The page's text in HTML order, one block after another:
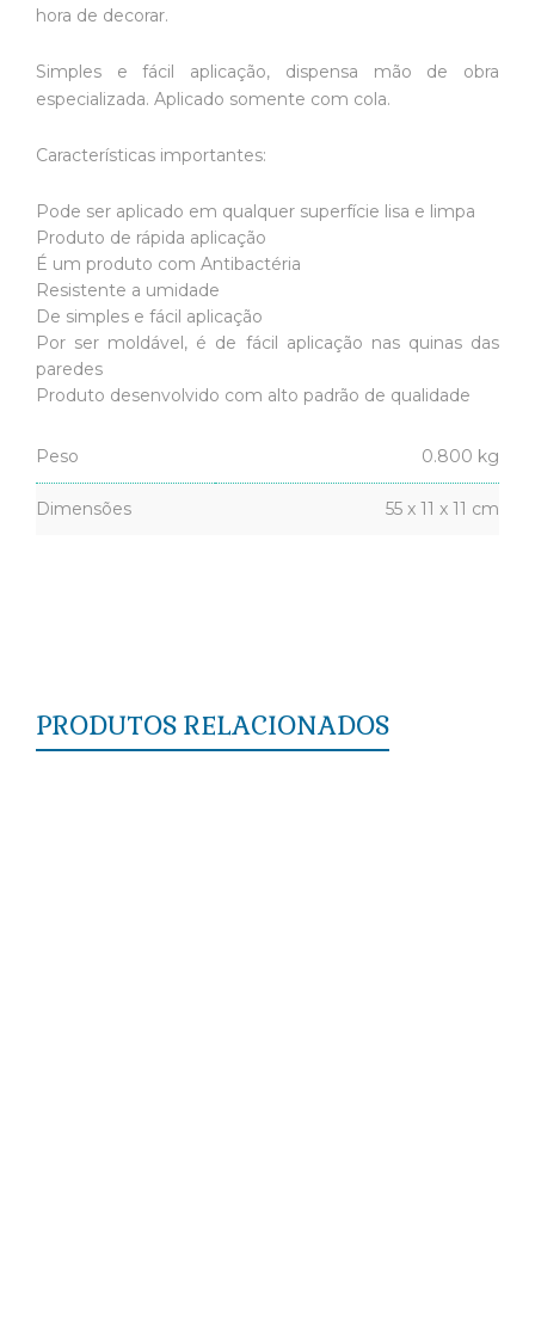
hora de decorar.
Simples e fácil aplicação, dispensa mão de obra
especializada. Aplicado somente com cola.
Características importantes:
Pode ser aplicado em qualquer superfície lisa e limpa
Produto de rápida aplicação
É um produto com Antibactéria
Resistente a umidade
De simples e fácil aplicação
Por ser moldável, é de fácil aplicação nas quinas das
paredes
Produto desenvolvido com alto padrão de qualidade
Peso 0.800 kg
Dimensões 55 x 11 x 11 cm
PRODUTOS RELACIONADOS